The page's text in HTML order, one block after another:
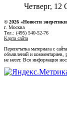
Четверг, 12
© 2026 «Новости
г. Москва
Тел.: (495) 540-52-76
Карта сайта
Перепечатка материала с
объявлений и комментариев,
не несет. Вся информация